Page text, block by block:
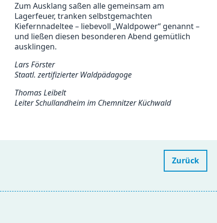
Zum Ausklang saßen alle gemeinsam am
Lagerfeuer, tranken selbstgemachten
Kiefernnadeltee – liebevoll „Waldpower“ genannt –
und ließen diesen besonderen Abend gemütlich
ausklingen.
Lars Förster
Staatl. zertifizierter Waldpädagoge
Thomas Leibelt
Leiter Schullandheim im Chemnitzer Küchwald
Zurück